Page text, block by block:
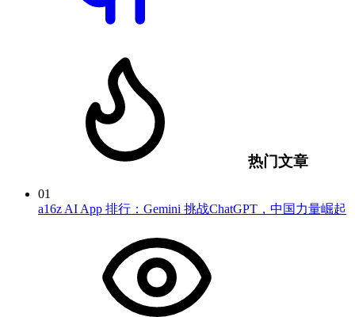
热门文章
01
a16z AI App 排行：Gemini 挑战ChatGPT，中国力量崛起